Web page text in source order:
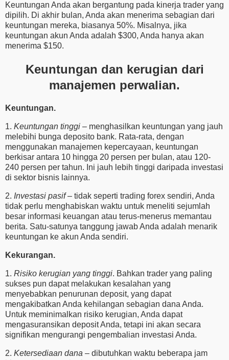
Keuntungan Anda akan bergantung pada kinerja trader yang
dipilih. Di akhir bulan, Anda akan menerima sebagian dari
keuntungan mereka, biasanya 50%. Misalnya, jika
keuntungan akun Anda adalah $300, Anda hanya akan
menerima $150.
Keuntungan dan kerugian dari
manajemen perwalian.
Keuntungan.
1. Keuntungan tinggi – menghasilkan keuntungan yang jauh
melebihi bunga deposito bank. Rata-rata, dengan
menggunakan manajemen kepercayaan, keuntungan
berkisar antara 10 hingga 20 persen per bulan, atau 120-
240 persen per tahun. Ini jauh lebih tinggi daripada investasi
di sektor bisnis lainnya.
2. Investasi pasif– tidak seperti trading forex sendiri, Anda
tidak perlu menghabiskan waktu untuk meneliti sejumlah
besar informasi keuangan atau terus-menerus memantau
berita. Satu-satunya tanggung jawab Anda adalah menarik
keuntungan ke akun Anda sendiri.
Kekurangan.
1. Risiko kerugian yang tinggi. Bahkan trader yang paling
sukses pun dapat melakukan kesalahan yang
menyebabkan penurunan deposit, yang dapat
mengakibatkan Anda kehilangan sebagian dana Anda.
Untuk meminimalkan risiko kerugian, Anda dapat
mengasuransikan deposit Anda, tetapi ini akan secara
signifikan mengurangi pengembalian investasi Anda.
2. Ketersediaan dana – dibutuhkan waktu beberapa jam